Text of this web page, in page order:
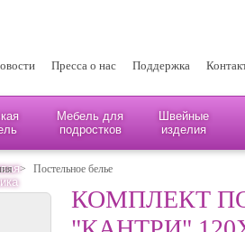
Пресса о нас Поддержка
Мебель для
подростков
Швейные
изделия
> Постельное белье
КОМПЛЕКТ